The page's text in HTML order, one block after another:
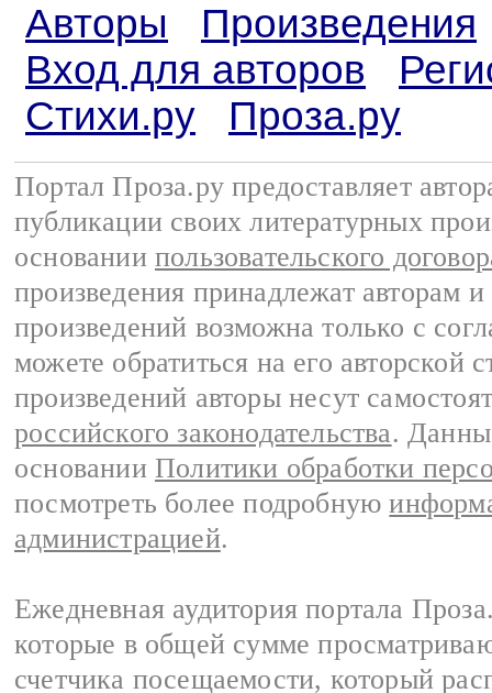
Авторы
Произведения
Вход для авторов
Стихи.ру
Проза.ру
Портал Проза.ру предоставляет
публикации своих литературных
основании пользовательского
произведения принадлежат авторам
произведений возможна только с
можете обратиться на его авторской
произведений авторы несут
российского законодательства.
основании Политики обработки
посмотреть более подробную
администрацией.
Ежедневная аудитория портала
которые в общей сумме
счетчика посещаемости, который